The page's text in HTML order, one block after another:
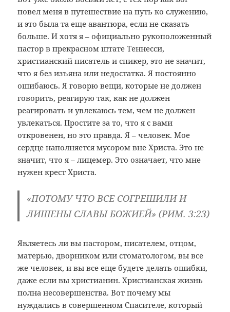
повел меня в путешествие на путь ко служению,
и это была та еще авантюра, если не сказать
больше. И хотя я – официально рукоположенный
пастор в прекрасном штате Теннесси,
христианский писатель и спикер, это не значит,
что я без изъяна или недостатка. Я постоянно
ошибаюсь. Я говорю вещи, которые не должен
говорить, реагирую так, как не должен
реагировать и увлекаюсь тем, чем не должен
увлекаться. Простите за то, что я с вами
откровенен, но это правда. Я – человек. Мое
сердце наполняется мусором вне Христа. Это не
значит, что я – лицемер. Это означает, что мне
нужен крест Христа.
«ПОТОМУ ЧТО ВСЕ СОГРЕШИЛИ И
ЛИШЕНЫ СЛАВЫ БОЖИЕЙ» (РИМ. 3:23)
Являетесь ли вы пастором, писателем, отцом,
матерью, дворником или стоматологом, вы все
же человек, и вы все еще будете делать ошибки,
даже если вы христианин. Христианская жизнь
полна несовершенства. Вот почему мы
нуждались в совершенном Спасителе, который